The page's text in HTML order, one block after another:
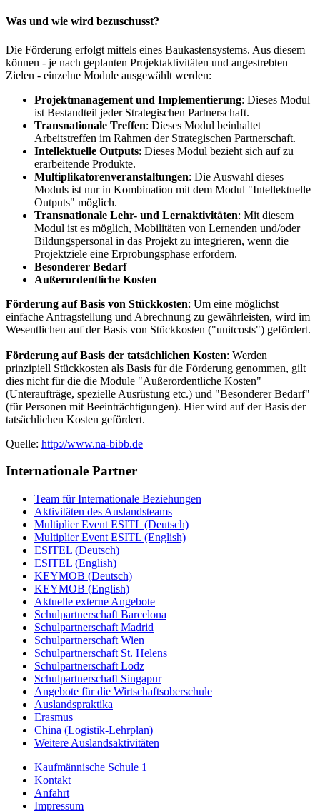
Was und wie wird bezuschusst?
Die Förderung erfolgt mittels eines Baukastensystems. Aus diesem
können - je nach geplanten Projektaktivitäten und angestrebten
Zielen - einzelne Module ausgewählt werden:
Projektmanagement und Implementierung: Dieses Modul
ist Bestandteil jeder Strategischen Partnerschaft.
Transnationale Treffen: Dieses Modul beinhaltet
Arbeitstreffen im Rahmen der Strategischen Partnerschaft.
Intellektuelle Outputs: Dieses Modul bezieht sich auf zu
erarbeitende Produkte.
Multiplikatorenveranstaltungen: Die Auswahl dieses
Moduls ist nur in Kombination mit dem Modul "Intellektuelle
Outputs" möglich.
Transnationale Lehr- und Lernaktivitäten: Mit diesem
Modul ist es möglich, Mobilitäten von Lernenden und/oder
Bildungspersonal in das Projekt zu integrieren, wenn die
Projektziele eine Erprobungsphase erfordern.
Besonderer Bedarf
Außerordentliche Kosten
Förderung auf Basis von Stückkosten: Um eine möglichst
einfache Antragstellung und Abrechnung zu gewährleisten, wird im
Wesentlichen auf der Basis von Stückkosten ("unitcosts") gefördert.
Förderung auf Basis der tatsächlichen Kosten: Werden
prinzipiell Stückkosten als Basis für die Förderung genommen, gilt
dies nicht für die die Module "Außerordentliche Kosten"
(Unteraufträge, spezielle Ausrüstung etc.) und "Besonderer Bedarf"
(für Personen mit Beeinträchtigungen). Hier wird auf der Basis der
tatsächlichen Kosten gefördert.
Quelle: http://www.na-bibb.de
Internationale Partner
Team für Internationale Beziehungen
Aktivitäten des Auslandsteams
Multiplier Event ESITL (Deutsch)
Multiplier Event ESITL (English)
ESITEL (Deutsch)
ESITEL (English)
KEYMOB (Deutsch)
KEYMOB (English)
Aktuelle externe Angebote
Schulpartnerschaft Barcelona
Schulpartnerschaft Madrid
Schulpartnerschaft Wien
Schulpartnerschaft St. Helens
Schulpartnerschaft Lodz
Schulpartnerschaft Singapur
Angebote für die Wirtschaftsoberschule
Auslandspraktika
Erasmus +
China (Logistik-Lehrplan)
Weitere Auslandsaktivitäten
Kaufmännische Schule 1
Kontakt
Anfahrt
Impressum